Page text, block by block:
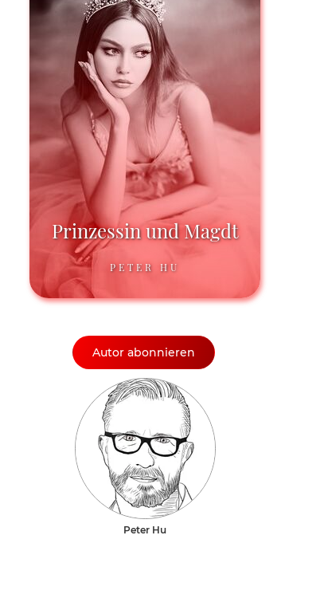
Prinzessin und Magdt
PETER HU
Autor abonnieren
Peter Hu